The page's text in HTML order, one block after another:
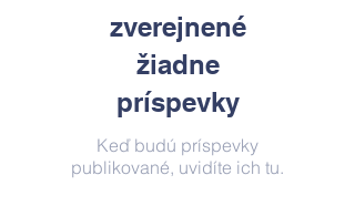
zverejnené
žiadne
príspevky
Keď budú príspevky
publikované, uvidíte ich tu.